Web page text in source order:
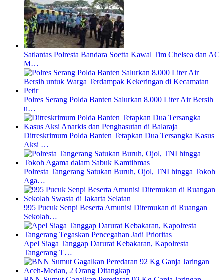
Satlantas Polresta Bandara Soetta Kawal Tim Chelsea dan AC
M…
Polres Serang Polda Banten Salurkan 8.000 Liter Air Bersih
u…
Ditreskrimum Polda Banten Tetapkan Dua Tersangka Kasus
Aksi …
Polresta Tangerang Satukan Buruh, Ojol, TNI hingga Tokoh
Aga…
995 Pucuk Senpi Beserta Amunisi Ditemukan di Ruangan
Sekolah…
Apel Siaga Tanggap Darurat Kebakaran, Kapolresta
Tangerang T…